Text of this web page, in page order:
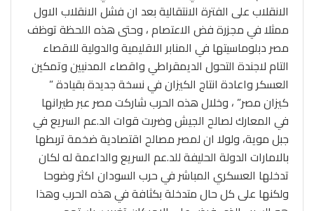
الانقلاب على الفترة الانتقالية بعد ان فشل الانقلاب الاول
ممثلا في مجزرة فض الاعتصام ، وحتى هذه اللحظة توظف
مصر دبلوماسيتها في المنابر الاقليمية والدولية للاقصاء
التام لاجندة التحول الديمقراطي واقصاء المدنيين وتمكين
العسكر واعادة انتاج الكيزان في نسخة جديدة بقيادة ”
كيزان مصر” ، وخلال هذه الحرب شاركت مصر عبر طيرانها
في المعارك لصالح الجيش وضربت قوات الد.عم السريع في
جبل موية، ولولا ان لمصر مصالح اقتصادية ضخمة تربطها
بالامارات الدولة الحليفة للد.عم السريع والداعمة له لكان
تدخلها العسكري المباشر في حرب السودان اكثر وضوحا
ولكنها على كل حال متدخلة بكثافة في هذه الحرب وهذا